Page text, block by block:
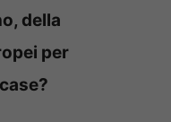
della
per